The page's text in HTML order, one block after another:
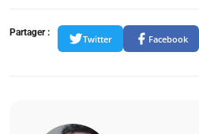
Partager :
Twitter Facebook